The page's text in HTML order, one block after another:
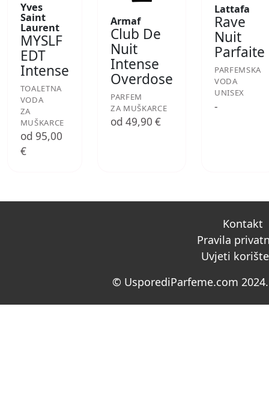
Yves
Saint
Laurent
MYSLF
EDT
Intense
TOALETNA
VODA
ZA
MUŠKARCE
od 95,00
€
Armaf
Club De
Nuit
Intense
Overdose
PARFEM
ZA MUŠKARCE
od 49,90 €
Lattafa
Rave
Nuit
Parfaite
PARFEMSKA
VODA
UNISEX
-
Kontakt
Pravila
Uvjeti
© UsporediParfeme.com